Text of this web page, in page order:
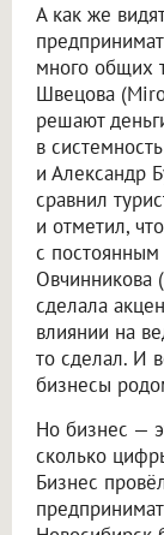
А как же
много общих
Швецова
решают
в
и Александр
сравнил
и отметил,
с постоянным
Овчинникова
сделала
влиянии на
то сделал. И
бизнесы
Но бизнес —
сколько
Бизнес